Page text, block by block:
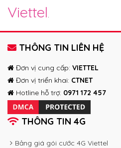
Viettel.
THÔNG TIN LIÊN HỆ
Đơn vị cung cấp: VIETTEL
Đơn vị triển khai: CTNET
Hotline hỗ trợ: 0971 172 457
THÔNG TIN 4G
Bảng giá gói cước 4G Viettel